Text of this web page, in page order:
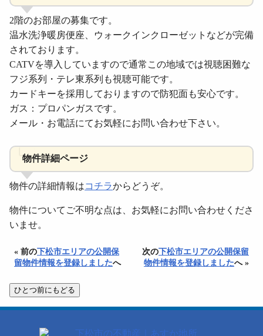
2階のお部屋の募集です。
温水洗浄暖房便座、ウォークインクローゼットなどが完備
されております。
CATVを導入していますので通常この地域では視聴困難な
フジ系列・テレ東系列も視聴可能です。
カードキーを採用しておりますので防犯面も安心です。
ガス：プロパンガスです。
メール・お電話にてお気軽にお問い合わせ下さい。
物件詳細ページ
物件の詳細情報はコチラからどうぞ。
物件についてご不明な点は、お気軽にお問い合わせくださ
いませ。
« 前の下松市エリアの公開保
留物件情報を登録しましたへ
次の下松市エリアの公開保留
物件情報を登録しましたへ »